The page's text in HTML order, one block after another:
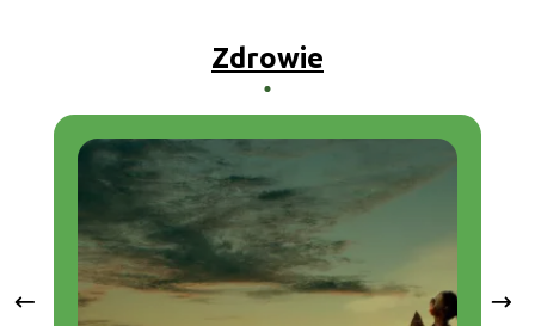
Zdrowie